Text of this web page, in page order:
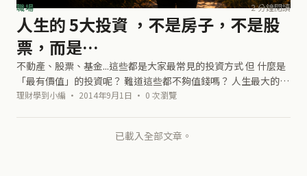
職場 2 分鐘閱讀
人生的 5大投資 ，不是房子，不是股
票，而是…
不動產、股票、基金...這些都是大家最常見的投資方式 但 什麼是
「最有價值」的投資呢？ 難道這些都不夠值錢嗎？ 人生最大的投
資，不是房子，不是股票，是 「人」！ 跟什麼人交往，交什麼樣
理財學到小編 · 2014年9月1日 · 0 次瀏覽
已載入全部文章。